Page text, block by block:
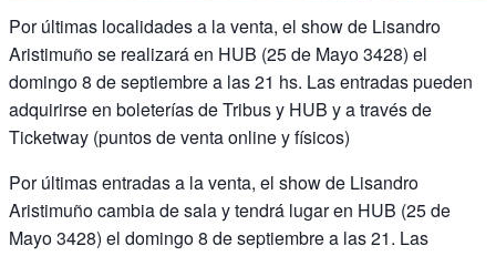
Por últimas localidades a la venta, el show de Lisandro
Aristimuño se realizará en HUB (25 de Mayo 3428) el
domingo 8 de septiembre a las 21 hs. Las entradas pueden
adquirirse en boleterías de Tribus y HUB y a través de
Ticketway (puntos de venta online y físicos)
Por últimas entradas a la venta, el show de Lisandro
Aristimuño cambia de sala y tendrá lugar en HUB (25 de
Mayo 3428) el domingo 8 de septiembre a las 21. Las